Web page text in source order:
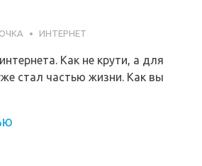
ИНТЕРНЕТ
Как не крути, а для
стал частью жизни. Как вы